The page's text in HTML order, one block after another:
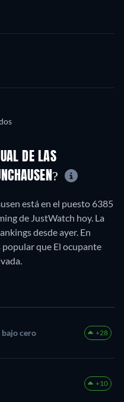
DE LAS
está en el puesto 6385
de JustWatch hoy. La
desde ayer. En
popular que El ocupante
bajo cero +28
+10